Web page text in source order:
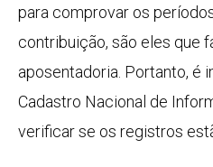
para comprovar os
contribuição, são eles que
aposentadoria. Portanto, é
Cadastro Nacional de
verificar se os registros